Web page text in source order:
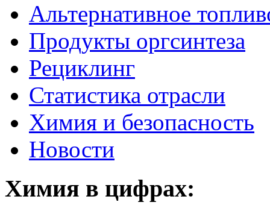
Альтернативное
Продукты оргсинтеза
Рециклинг
Статистика отрасли
Химия и безопасность
Новости
Химия в цифрах: